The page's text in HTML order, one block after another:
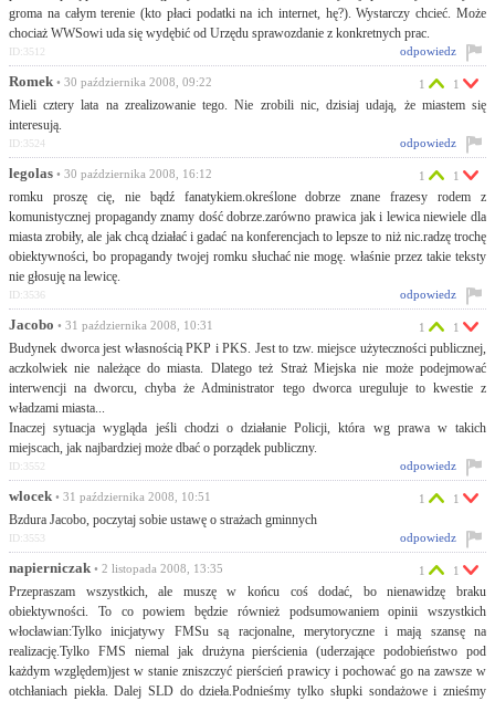
groma na całym terenie (kto płaci podatki na ich internet, hę?). Wystarczy chcieć. Może
chociaż WWSowi uda się wydębić od Urzędu sprawozdanie z konkretnych prac.
odpowiedz
ID:3512
Romek • 30 października 2008, 09:22
Mieli cztery lata na zrealizowanie tego. Nie zrobili nic, dzisiaj udają, że miastem się
interesują.
1 1
odpowiedz
ID:3524
legolas • 30 października 2008, 16:12
romku proszę cię, nie bądź fanatykiem.określone dobrze znane frazesy rodem z
komunistycznej propagandy znamy dość dobrze.zarówno prawica jak i lewica niewiele dla
miasta zrobiły, ale jak chcą działać i gadać na konferencjach to lepsze to niż nic.radzę trochę
obiektywności, bo propagandy twojej romku słuchać nie mogę. właśnie przez takie teksty
nie głosuję na lewicę.
1 1
odpowiedz
ID:3536
Jacobo • 31 października 2008, 10:31
Budynek dworca jest własnością PKP i PKS. Jest to tzw. miejsce użyteczności publicznej,
aczkolwiek nie należące do miasta. Dlatego też Straż Miejska nie może podejmować
interwencji na dworcu, chyba że Administrator tego dworca ureguluje to kwestie z
władzami miasta...
Inaczej sytuacja wygląda jeśli chodzi o działanie Policji, która wg prawa w takich
miejscach, jak najbardziej może dbać o porządek publiczny.
1 1
odpowiedz
ID:3552
wlocek • 31 października 2008, 10:51
Bzdura Jacobo, poczytaj sobie ustawę o strażach gminnych
1 1
odpowiedz
ID:3553
napierniczak • 2 listopada 2008, 13:35
Przepraszam wszystkich, ale muszę w końcu coś dodać, bo nienawidzę braku
obiektywności. To co powiem będzie również podsumowaniem opinii wszystkich
włocławian:Tylko inicjatywy FMSu są racjonalne, merytoryczne i mają szansę na
realizację.Tylko FMS niemal jak drużyna pierścienia (uderzające podobieństwo pod
każdym względem)jest w stanie zniszczyć pierścień prawicy i pochować go na zawsze w
otchłaniach piekła. Dalej SLD do dzieła.Podnieśmy tylko słupki sondażowe i znieśmy
1 1